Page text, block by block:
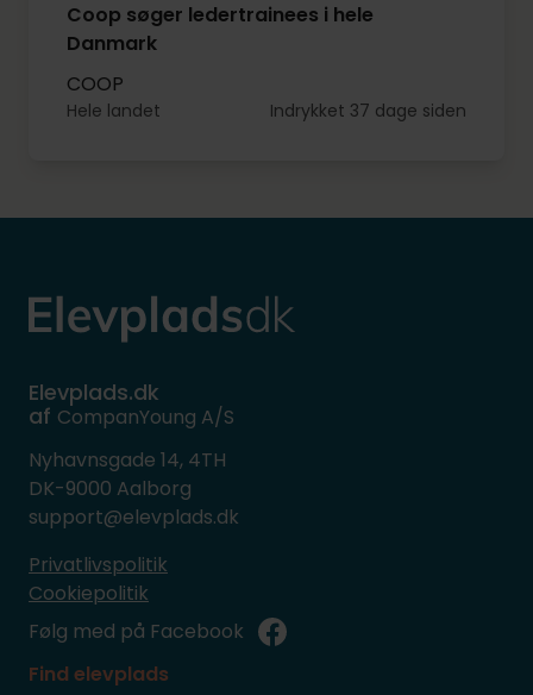
Coop søger ledertrainees i hele
Danmark
COOP
Hele landet Indrykket 37 dage siden
Elevplads.dk
af CompanYoung A/S
Nyhavnsgade 14, 4TH
DK-9000 Aalborg
support@elevplads.dk
Privatlivspolitik
Cookiepolitik
Følg med på Facebook
Find elevplads